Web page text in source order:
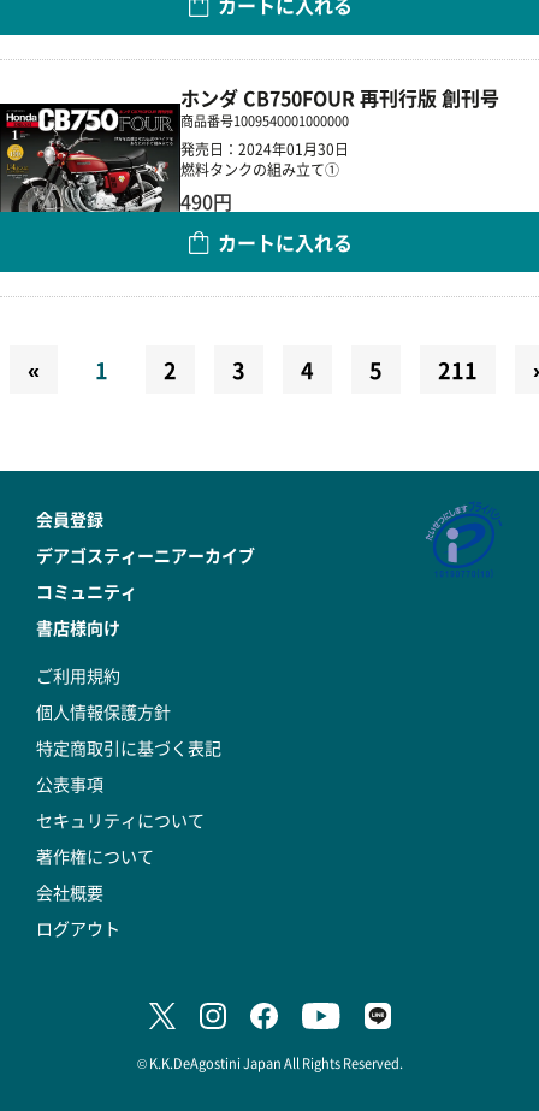
ホンダ CB750FOUR 再刊行版 創刊号
商品番号1009540001000000
発売日：2024年01月30日
燃料タンクの組み立て①
490円
カートに入れる
« 1 2 3 4 5 211
会員登録
デアゴスティーニアーカイブ
コミュニティ
書店様向け
ご利用規約
個人情報保護方針
特定商取引に基づく表記
公表事項
セキュリティについて
著作権について
会社概要
ログアウト
© K.K.DeAgostini Japan All Rights Reserved.